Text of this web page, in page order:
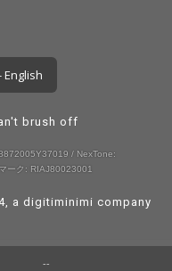
brush off
/ NexTone:
ーク: RIAJ80023001
a digitiminimi company
--